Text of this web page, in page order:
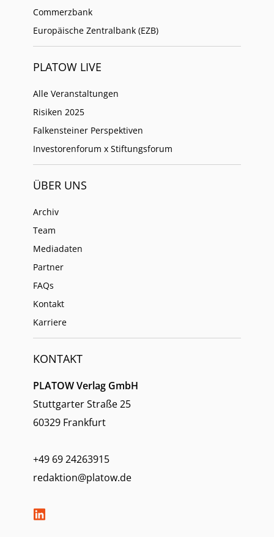
Commerzbank
Europäische Zentralbank (EZB)
PLATOW LIVE
Alle Veranstaltungen
Risiken 2025
Falkensteiner Perspektiven
Investorenforum x Stiftungsforum
ÜBER UNS
Archiv
Team
Mediadaten
Partner
FAQs
Kontakt
Karriere
KONTAKT
PLATOW Verlag GmbH
Stuttgarter Straße 25
60329 Frankfurt
+49 69 24263915
redaktion@platow.de